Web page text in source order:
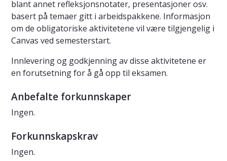
blant annet refleksjonsnotater, presentasjoner osv.
basert på temaer gitt i arbeidspakkene. Informasjon
om de obligatoriske aktivitetene vil være tilgjengelig i
Canvas ved semesterstart.
Innlevering og godkjenning av disse aktivitetene er
en forutsetning for å gå opp til eksamen.
Anbefalte forkunnskaper
Ingen.
Forkunnskapskrav
Ingen.